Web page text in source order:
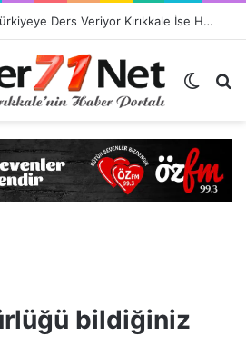
Kırşehir Kültürü İle Türkiyeye Ders Veriyor Kırıkkale İse Hala Seyrediyor !!!
Dış
bildiğiniz